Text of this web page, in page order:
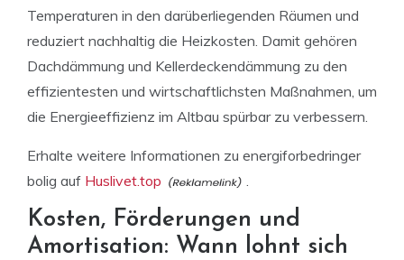
Temperaturen in den darüberliegenden Räumen und
reduziert nachhaltig die Heizkosten. Damit gehören
Dachdämmung und Kellerdeckendämmung zu den
effizientesten und wirtschaftlichsten Maßnahmen, um
die Energieeffizienz im Altbau spürbar zu verbessern.
Erhalte weitere Informationen zu energiforbedringer
bolig auf Huslivet.top
Kosten, Förderungen und
Amortisation: Wann lohnt sich